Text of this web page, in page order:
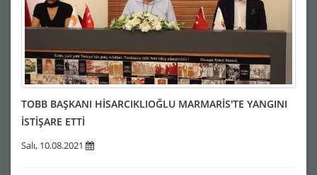
TOBB BAŞKANI HİSARCIKLIOĞLU MARMARİS'TE YANGINI
İSTİŞARE ETTİ
Salı, 10.08.2021